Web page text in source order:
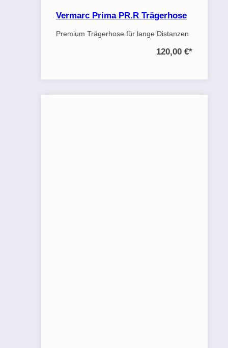
Vermarc Prima PR.R Trägerhose
Premium Trägerhose für lange Distanzen
120,00 €*